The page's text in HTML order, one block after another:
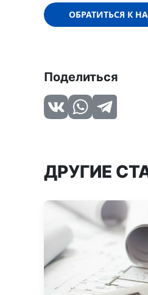
ОБРАТИТЬСЯ К
Поделиться
ДРУГИЕ